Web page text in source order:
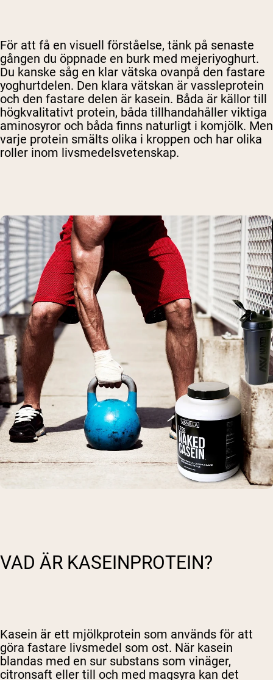
För att få en visuell förståelse, tänk på senaste
gången du öppnade en burk med mejeriyoghurt.
Du kanske såg en klar vätska ovanpå den fastare
yoghurtdelen. Den klara vätskan är vassleprotein
och den fastare delen är kasein. Båda är källor till
högkvalitativt protein, båda tillhandahåller viktiga
aminosyror och båda finns naturligt i komjölk. Men
varje protein smälts olika i kroppen och har olika
roller inom livsmedelsvetenskap.
VAD ÄR KASEINPROTEIN?
Kasein är ett mjölkprotein som används för att
göra fastare livsmedel som ost. När kasein
blandas med en sur substans som vinäger,
citronsaft eller till och med magsyra kan det